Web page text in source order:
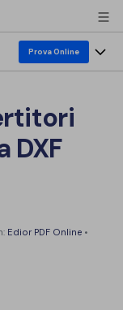
Prova Online
DXF
Edior PDF Online•